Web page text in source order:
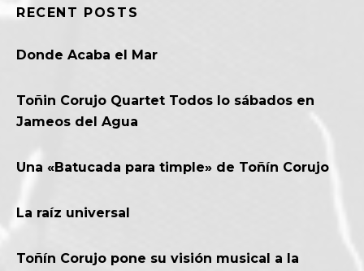
RECENT POSTS
Donde Acaba el Mar
Toñin Corujo Quartet Todos lo sábados en
Jameos del Agua
Una «Batucada para timple» de Toñín Corujo
La raíz universal
Toñín Corujo pone su visión musical a la